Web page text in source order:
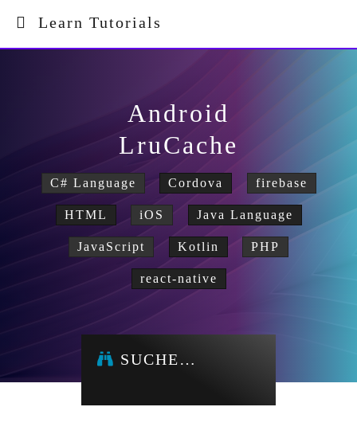
Learn Tutorials
Android
LruCache
C# Language Cordova firebase
HTML iOS Java Language
JavaScript Kotlin PHP
react-native
SUCHE…